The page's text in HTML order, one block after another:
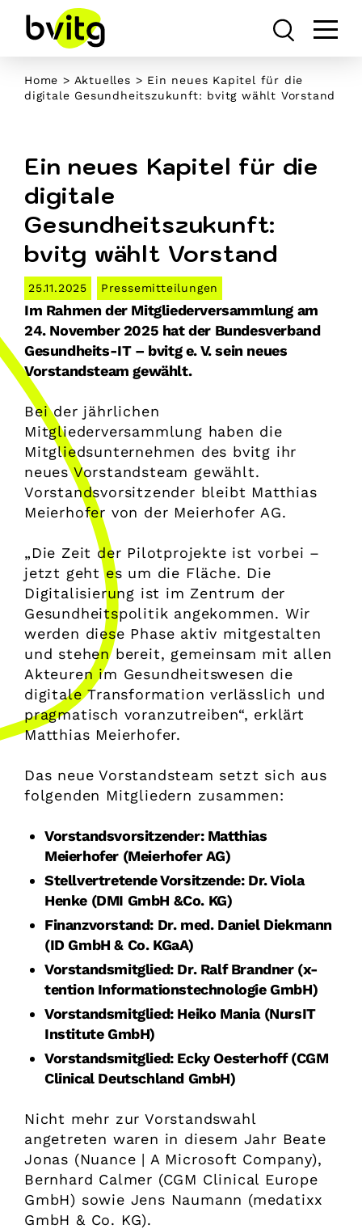
content
Home > Aktuelles > Ein neues Kapitel für die
digitale Gesundheitszukunft: bvitg wählt Vorstand
Ein neues Kapitel für die
digitale
Gesundheitszukunft:
bvitg wählt Vorstand
25.11.2025 Pressemitteilungen
Im Rahmen der Mitgliederversammlung am
24. November 2025 hat der Bundesverband
Gesundheits-IT – bvitg e. V. sein neues
Vorstandsteam gewählt.
Bei der jährlichen
Mitgliederversammlung haben die
Mitgliedsunternehmen des bvitg ihr
neues Vorstandsteam gewählt.
Vorstandsvorsitzender bleibt Matthias
Meierhofer von der Meierhofer AG.
„Die Zeit der Pilotprojekte ist vorbei –
jetzt geht es um die Fläche. Die
Digitalisierung ist im Zentrum der
Gesundheitspolitik angekommen. Wir
werden diese Phase aktiv mitgestalten
und stehen bereit, gemeinsam mit allen
Akteuren im Gesundheitswesen die
digitale Transformation verlässlich und
pragmatisch voranzutreiben“, erklärt
Matthias Meierhofer.
Das neue Vorstandsteam setzt sich aus
folgenden Mitgliedern zusammen:
Vorstandsvorsitzender: Matthias
Meierhofer (Meierhofer AG)
Stellvertretende Vorsitzende: Dr. Viola
Henke (DMI GmbH &Co. KG)
Finanzvorstand: Dr. med. Daniel Diekmann
(ID GmbH & Co. KGaA)
Vorstandsmitglied: Dr. Ralf Brandner (x-
tention Informationstechnologie GmbH)
Vorstandsmitglied: Heiko Mania (NursIT
Institute GmbH)
Vorstandsmitglied: Ecky Oesterhoff (CGM
Clinical Deutschland GmbH)
Nicht mehr zur Vorstandswahl
angetreten waren in diesem Jahr Beate
Jonas (Nuance | A Microsoft Company),
Bernhard Calmer (CGM Clinical Europe
GmbH) sowie Jens Naumann (medatixx
GmbH & Co. KG).